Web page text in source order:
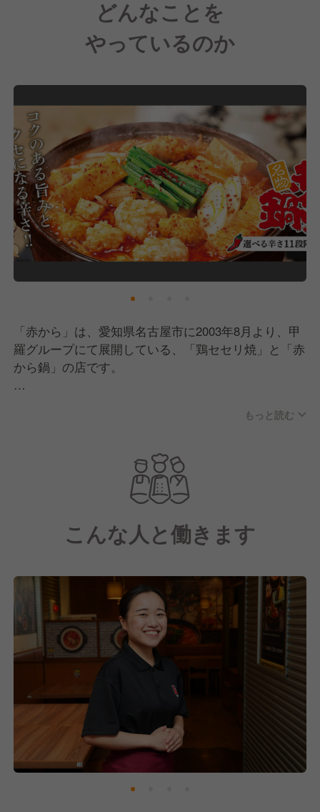
どんなことを
やっているのか
「赤から」は、愛知県名古屋市に2003年8月より、甲
羅グループにて展開している、「鶏セセリ焼」と「赤
から鍋」の店です。
もっと読む
こんな人と働きます